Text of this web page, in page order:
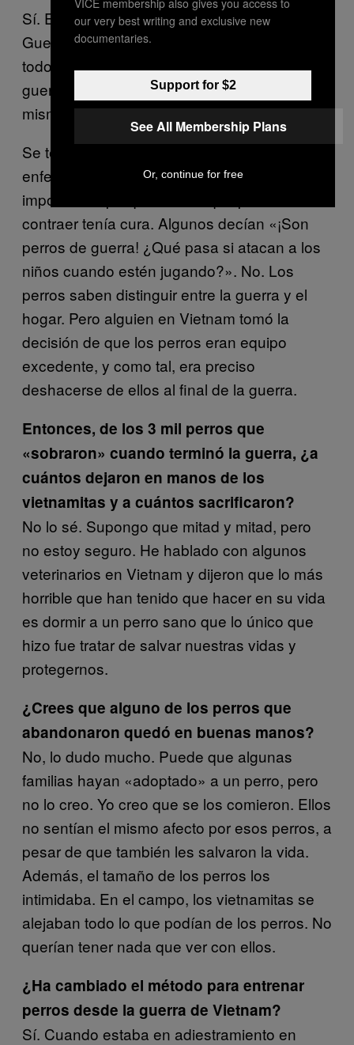
Sí. Es una ironía porque en la Segunda
Guerra Mundial participaron 40 mil perros y
todos los que estaban sanos al final de la
guerra regresaron a casa. En Corea pasó lo
mismo, todos los perros sanos regresaron.
Se temía que los perros contrajeran
enfermedades, aunque no tenía mucha
importancia porque todo lo que podían
contraer tenía cura. Algunos decían «¡Son
perros de guerra! ¿Qué pasa si atacan a los
niños cuando estén jugando?». No. Los
perros saben distinguir entre la guerra y el
hogar. Pero alguien en Vietnam tomó la
decisión de que los perros eran equipo
excedente, y como tal, era preciso
deshacerse de ellos al final de la guerra.
Entonces, de los 3 mil perros que
«sobraron» cuando terminó la guerra, ¿a
cuántos dejaron en manos de los
vietnamitas y a cuántos sacrificaron?
No lo sé. Supongo que mitad y mitad, pero
no estoy seguro. He hablado con algunos
veterinarios en Vietnam y dijeron que lo más
horrible que han tenido que hacer en su vida
es dormir a un perro sano que lo único que
hizo fue tratar de salvar nuestras vidas y
protegernos.
¿Crees que alguno de los perros que
abandonaron quedó en buenas manos?
No, lo dudo mucho. Puede que algunas
familias hayan «adoptado» a un perro, pero
no lo creo. Yo creo que se los comieron. Ellos
no sentían el mismo afecto por esos perros, a
pesar de que también les salvaron la vida.
Además, el tamaño de los perros los
intimidaba. En el campo, los vietnamitas se
alejaban todo lo que podían de los perros. No
querían tener nada que ver con ellos.
¿Ha cambiado el método para entrenar
perros desde la guerra de Vietnam?
Sí. Cuando estaba en adiestramiento en
our very best writing and exclusive new
documentaries.
Support for $2
See All Membership Plans
Or, continue for free